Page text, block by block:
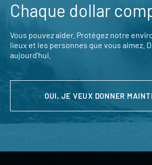
Chaque dollar
Vous pouvez aider. Protégez notre
lieux et les personnes que vous aimez.
aujourd’hui.
OUI, JE VEUX DONNER